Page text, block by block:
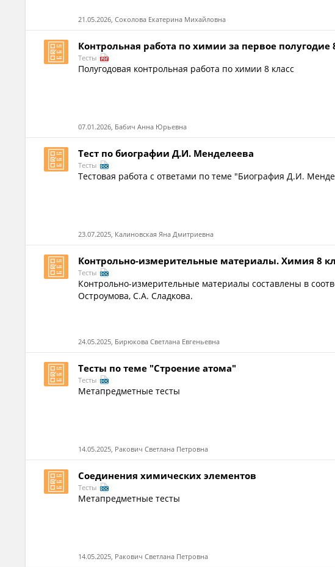
21.05.2026, Соколова Екатерина Михайловна
Контрольная работа по химии за первое полугодие
Тесты
Полугодовая контрольная работа по химии 8 класс
07.01.2026, Бабич Анна Юрьевна
Тест по биографии Д.И. Менделеева
Тесты
Тестовая работа с ответами по теме "Биография Д.И.
23.07.2025, Калиновская Яна Дмитриевна
Контрольно-измерительные материалы. Химия 8
Тесты
Контрольно-измерительные материалы составлены в
Остроумова, С.А. Сладкова.
24.05.2025, Бирюкова Светлана Евгеньевна
Тесты по теме "Строение атома"
Тесты
Метапредметные тесты
14.05.2025, Ракович Светлана Петровна
Соединения химических элементов
Тесты
Метапредметные тесты
14.05.2025, Ракович Светлана Петровна